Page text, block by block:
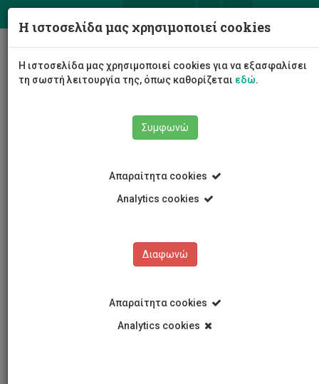
Σύνθεση Συμβουλίου
Δημοσθένης Μαυρέλλης
Δημοσθένης Μαυρέλλης
Η ιστοσελίδα μας χρησιμοποιεί cookies
Η ιστοσελίδα μας χρησιμοποιεί cookies για να εξασφαλίσει
τη σωστή λειτουργία της, όπως καθορίζεται εδώ.
Συμφωνώ
Απαραίτητα cookies
Analytics cookies
Διαφωνώ
Απαραίτητα cookies
Analytics cookies